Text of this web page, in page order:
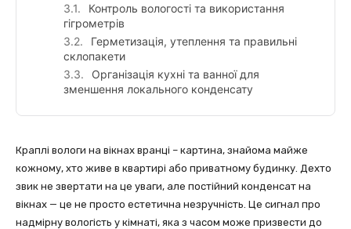
Контроль вологості та використання
гігрометрів
Герметизація, утеплення та правильні
склопакети
Організація кухні та ванної для
зменшення локального конденсату
Краплі вологи на вікнах вранці – картина, знайома майже
кожному, хто живе в квартирі або приватному будинку. Дехто
звик не звертати на це уваги, але постійний конденсат на
вікнах — це не просто естетична незручність. Це сигнал про
надмірну вологість у кімнаті, яка з часом може призвести до